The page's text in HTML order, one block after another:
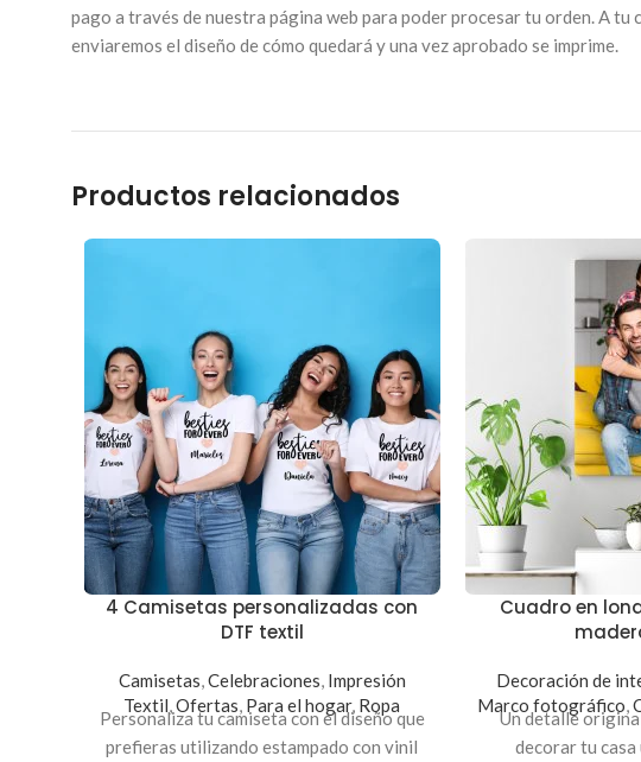
pago a través de nuestra página web para poder procesar tu orden. A
enviaremos el diseño de cómo quedará y una vez aprobado se imprime.
Productos relacionados
4 Camisetas personalizadas con
DTF textil
Camisetas,Celebraciones, Impresión
Textil,Ofertas, Para el hogar, Ropa
Personaliza tu camiseta con el diseño que
prefieras utilizando estampado con vinil
Cuadro en
Decoración de
Marco fotográfico,
Un detalle
decorar tu casa